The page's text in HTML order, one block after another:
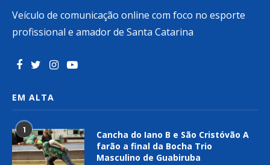
Veículo de comunicação online com foco no esporte
profissional e amador de Santa Catarina
EM ALTA
1
Cancha do Iano B e São Cristóvão A
farão a final da Bocha Trio
Masculino de Guabiruba